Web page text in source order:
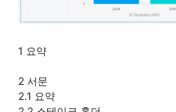
1 요약
2 서문
2.1 요약